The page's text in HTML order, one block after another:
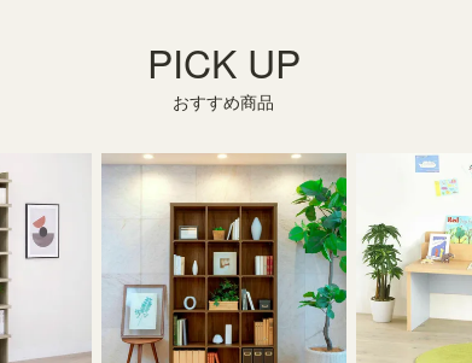
PICK UP
おすすめ商品